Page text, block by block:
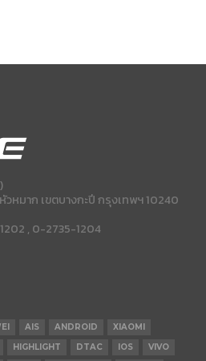
วหมาก เขตบางกะปี กรุงเทพฯ 10240
, 0-2735-1204
AIS ANDROID
XIAOMI
HIGHLIGHT DTAC IOS
VIVO